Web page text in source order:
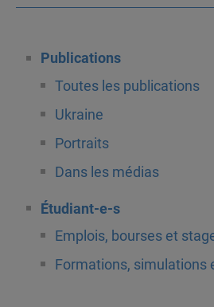
Publications
Toutes les publications
Ukraine
Portraits
Dans les médias
Étudiant-e-s
Emplois, bourses et
Formations, simulations